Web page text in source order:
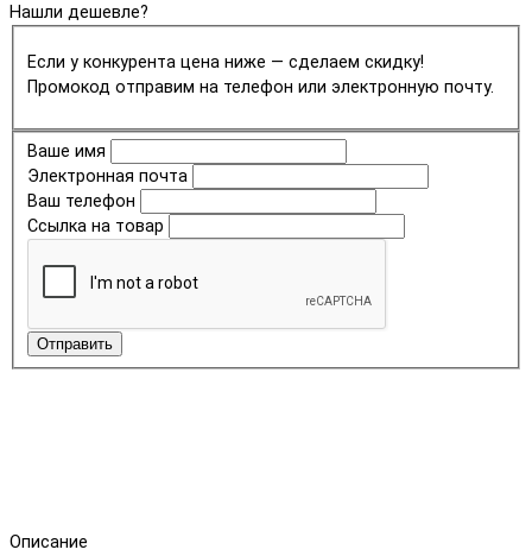
Нашли дешевле?
Если у конкурента цена ниже — сделаем скидку!
Промокод отправим на телефон или электронную почту.
Ваше имя
Электронная почта
Ваш телефон
Ссылка на товар
Отправить
Описание